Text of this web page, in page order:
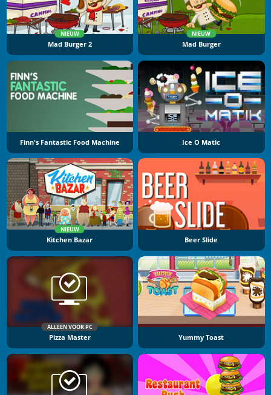
NIEUW
Mad Burger 2
NIEUW
Mad Burger
Finn's Fantastic Food Machine Ice O Matic
NIEUW
Kitchen Bazar Beer Slide
ALLEEN VOOR PC
Pizza Master Yummy Toast